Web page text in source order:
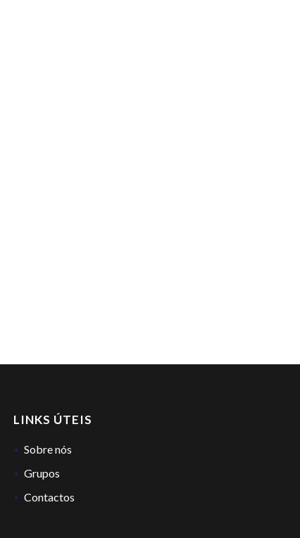
LINKS ÚTEIS
Sobre nós
Grupos
Contactos